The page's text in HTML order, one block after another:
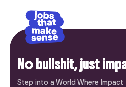
No bullshit, just
Step into a World Where Impact